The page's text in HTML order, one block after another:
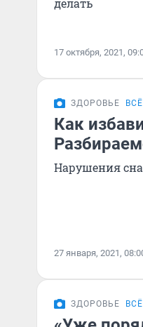
делать
17 октября, 2021,
ЗДОРОВЬЕ
Как
Нарушения сна
27 января, 2021,
ЗДОРОВЬЕ